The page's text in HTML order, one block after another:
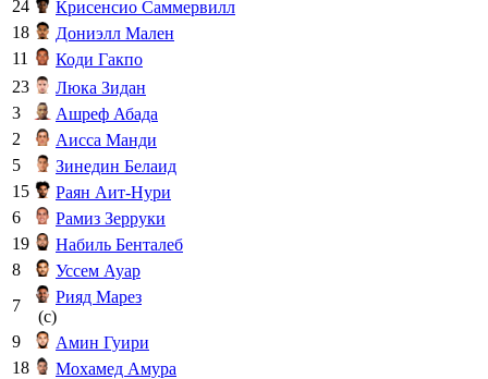
24
Крисенсио Саммервилл
18
Дониэлл Мален
11
Коди Гакпо
23
Люка Зидан
3
Ашреф Абада
2
Аисса Манди
5
Зинедин Белаид
15
Раян Аит-Нури
6
Рамиз Зерруки
19
Набиль Бенталеб
8
Уссем Ауар
7
Рияд Марез
(c)
9
Амин Гуири
18
Мохамед Амура